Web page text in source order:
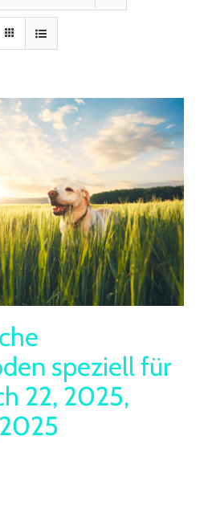
Aufzeichnungen
Kontakt
Warenkorb
Mein Konto
speziell für
22, 2025,